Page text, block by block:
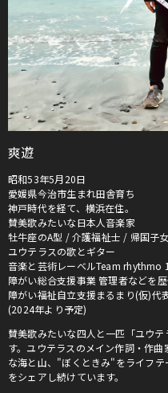
爽遊
昭和53年5月20日
愛媛県今治市生まれ田舎育ち
神戸時代を経て、横浜在住。
賛美歌みたいな日本人音楽家
牡牛座のA型 / 介護福祉士 / 帰国子女
ユウテラスの歌とギター
音楽と芸術レーベルTeam rhythmo
障がい総合支援事業 管理者などを
障がい福祉自立支援まるまり(仮)代
(2024年より予定)
賛美歌みたいな四人と一匹「ユウ
す。ユウテラスのメイン作詞・作
な海と山、"ぼくときみ"をライフ
をシェアし続けています。